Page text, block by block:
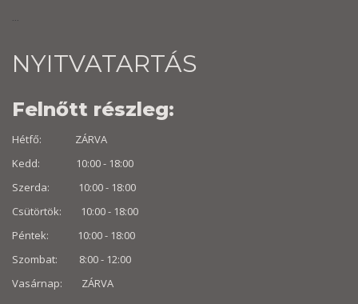
...
NYITVATARTÁS
Felnőtt részleg:
Hétfő: ZÁRVA
Kedd: 10:00 - 18:00
Szerda: 10:00 - 18:00
Csütörtök: 10:00 - 18:00
Péntek: 10:00 - 18:00
Szombat: 8:00 - 12:00
Vasárnap: ZÁRVA